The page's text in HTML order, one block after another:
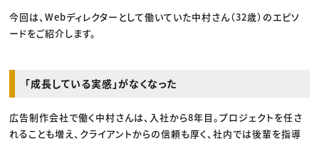
CREATIVE VILLAGEからのお知らせ
今回は、Webディレクターとして働いていた中村さん（32歳）のエピソ
ードをご紹介します。
「成長している実感」がなくなった
広告制作会社で働く中村さんは、入社から8年目。プロジェクトを任さ
れることも増え、クライアントからの信頼も厚く、社内では後輩を指導